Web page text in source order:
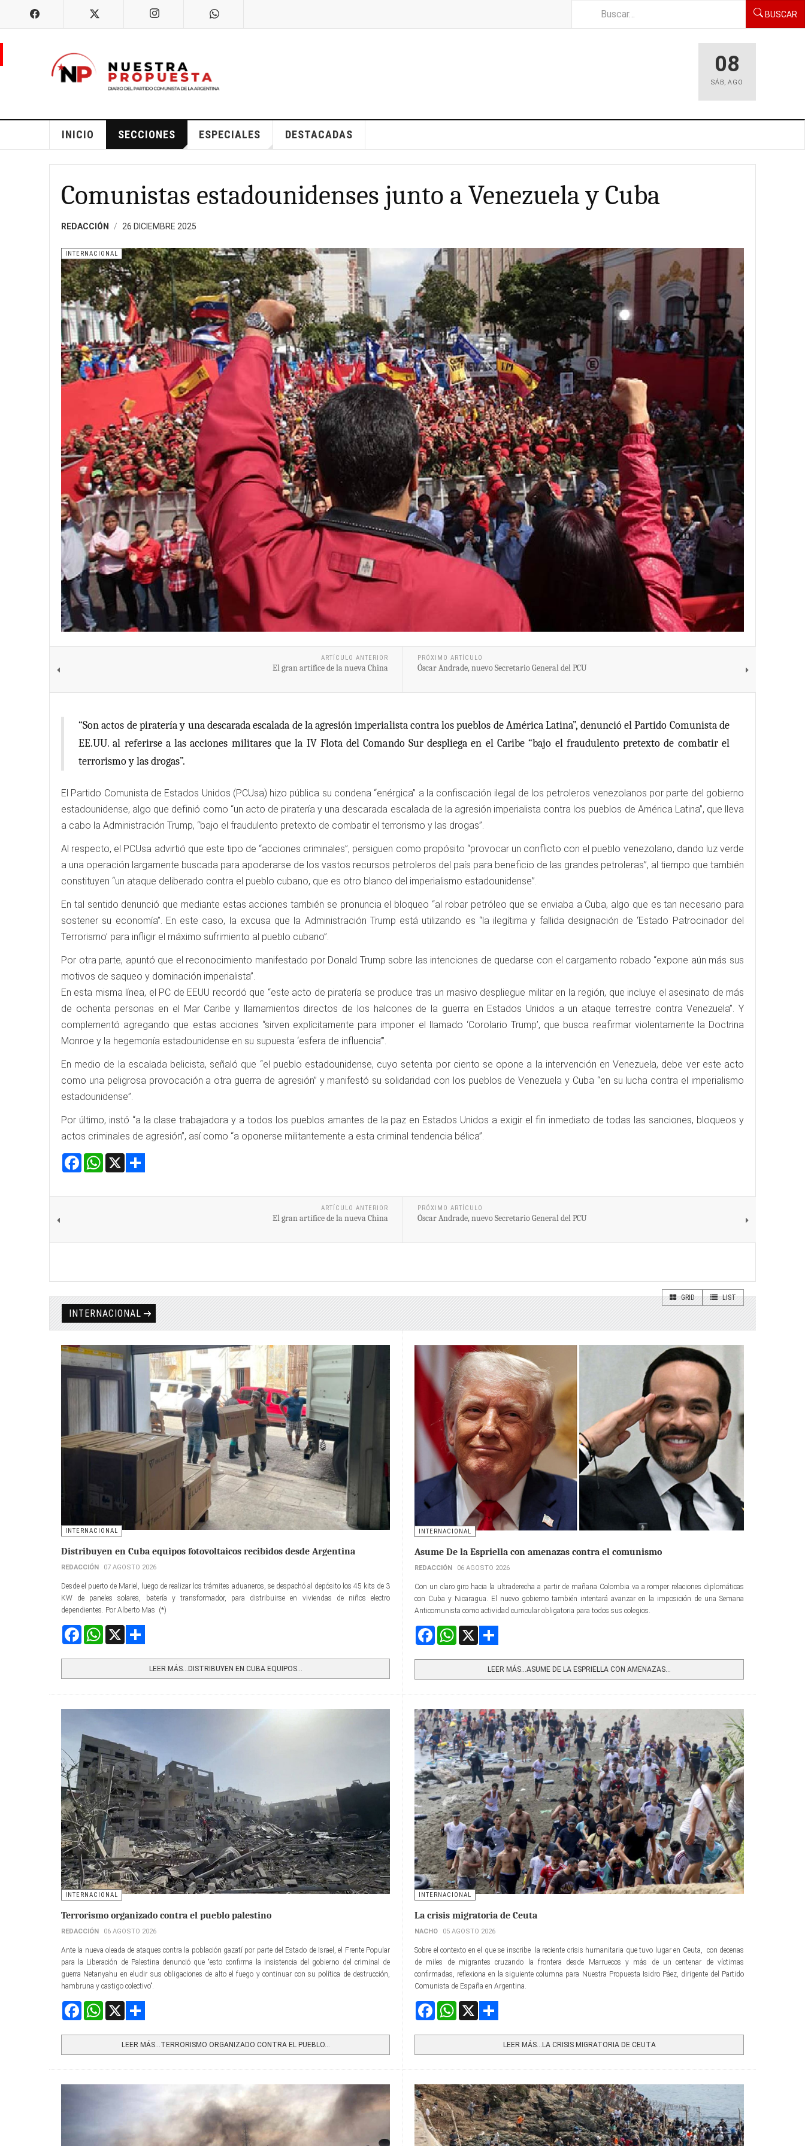
BUSCAR
08
SÁB, AGO
INICIO SECCIONES ESPECIALES DESTACADAS
Comunistas estadounidenses junto a Venezuela y Cuba
REDACCIÓN 26 DICIEMBRE 2025
INTERNACIONAL
ARTÍCULO ANTERIOR
El gran artífice de la nueva China
PRÓXIMO ARTÍCULO
Óscar Andrade, nuevo Secretario General del PCU
“Son actos de piratería y una descarada escalada de la agresión imperialista contra los pueblos de América Latina”, denunció el Partido Comunista de
EE.UU. al referirse a las acciones militares que la IV Flota del Comando Sur despliega en el Caribe “bajo el fraudulento pretexto de combatir el
terrorismo y las drogas”.
El Partido Comunista de Estados Unidos (PCUsa) hizo pública su condena “enérgica” a la confiscación ilegal de los petroleros venezolanos por parte del gobierno
estadounidense, algo que definió como “un acto de piratería y una descarada escalada de la agresión imperialista contra los pueblos de América Latina”, que lleva
a cabo la Administración Trump, “bajo el fraudulento pretexto de combatir el terrorismo y las drogas”.
Al respecto, el PCUsa advirtió que este tipo de “acciones criminales”, persiguen como propósito “provocar un conflicto con el pueblo venezolano, dando luz verde
a una operación largamente buscada para apoderarse de los vastos recursos petroleros del país para beneficio de las grandes petroleras”, al tiempo que también
constituyen “un ataque deliberado contra el pueblo cubano, que es otro blanco del imperialismo estadounidense”.
En tal sentido denunció que mediante estas acciones también se pronuncia el bloqueo “al robar petróleo que se enviaba a Cuba, algo que es tan necesario para
sostener su economía”. En este caso, la excusa que la Administración Trump está utilizando es “la ilegítima y fallida designación de ‘Estado Patrocinador del
Terrorismo’ para infligir el máximo sufrimiento al pueblo cubano”.
Por otra parte, apuntó que el reconocimiento manifestado por Donald Trump sobre las intenciones de quedarse con el cargamento robado “expone aún más sus
motivos de saqueo y dominación imperialista”.
En esta misma línea, el PC de EEUU recordó que “este acto de piratería se produce tras un masivo despliegue militar en la región, que incluye el asesinato de más
de ochenta personas en el Mar Caribe y llamamientos directos de los halcones de la guerra en Estados Unidos a un ataque terrestre contra Venezuela”. Y
complementó agregando que estas acciones “sirven explícitamente para imponer el llamado ‘Corolario Trump’, que busca reafirmar violentamente la Doctrina
Monroe y la hegemonía estadounidense en su supuesta ‘esfera de influencia’”.
En medio de la escalada belicista, señaló que “el pueblo estadounidense, cuyo setenta por ciento se opone a la intervención en Venezuela, debe ver este acto
como una peligrosa provocación a otra guerra de agresión” y manifestó su solidaridad con los pueblos de Venezuela y Cuba “en su lucha contra el imperialismo
estadounidense”.
Por último, instó “a la clase trabajadora y a todos los pueblos amantes de la paz en Estados Unidos a exigir el fin inmediato de todas las sanciones, bloqueos y
actos criminales de agresión”, así como “a oponerse militantemente a esta criminal tendencia bélica”.
Facebook
WhatsApp
ARTÍCULO ANTERIOR
El gran artífice de la nueva China
PRÓXIMO ARTÍCULO
Óscar Andrade, nuevo Secretario General del PCU
GRID LIST
INTERNACIONAL
INTERNACIONAL
Distribuyen en Cuba equipos fotovoltaicos recibidos desde Argentina
REDACCIÓN 07 AGOSTO 2026
Desde el puerto de Mariel, luego de realizar los trámites aduaneros, se despachó al depósito los 45 kits de 3
KW de paneles solares, batería y transformador, para distribuirse en viviendas de niños electro
dependientes. Por Alberto Mas (*)
FacebookWhatsApp
LEER MÁS…DISTRIBUYEN EN CUBA EQUIPOS...
INTERNACIONAL
Asume De la Espriella con amenazas contra el comunismo
REDACCIÓN 06 AGOSTO 2026
Con un claro giro hacia la ultraderecha a partir de mañana Colombia va a romper relaciones diplomáticas
con Cuba y Nicaragua. El nuevo gobierno también intentará avanzar en la imposición de una Semana
Anticomunista como actividad curricular obligatoria para todos sus colegios.
FacebookWhatsApp
LEER MÁS…ASUME DE LA ESPRIELLA CON AMENAZAS...
INTERNACIONAL
Terrorismo organizado contra el pueblo palestino
REDACCIÓN 06 AGOSTO 2026
Ante la nueva oleada de ataques contra la población gazatí por parte del Estado de Israel, el Frente Popular
para la Liberación de Palestina denunció que “esto confirma la insistencia del gobierno del criminal de
guerra Netanyahu en eludir sus obligaciones de alto el fuego y continuar con su política de destrucción,
hambruna y castigo colectivo”.
FacebookWhatsApp
LEER MÁS…TERRORISMO ORGANIZADO CONTRA EL PUEBLO...
INTERNACIONAL
La crisis migratoria de Ceuta
NACHO 05 AGOSTO 2026
Sobre el contexto en el que se inscribe la reciente crisis humanitaria que tuvo lugar en Ceuta, con decenas
de miles de migrantes cruzando la frontera desde Marruecos y más de un centenar de víctimas
confirmadas, reflexiona en la siguiente columna para Nuestra Propuesta Isidro Páez, dirigente del Partido
Comunista de España en Argentina.
FacebookWhatsApp
LEER MÁS…LA CRISIS MIGRATORIA DE CEUTA